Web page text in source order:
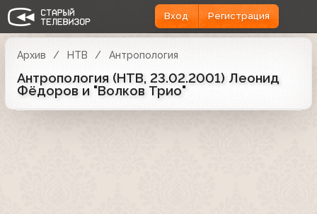
Вход Регистрация
Архив НТВ Антропология
Антропология (НТВ, 23.02.2001) Леонид
Фёдоров и "Волков Трио"